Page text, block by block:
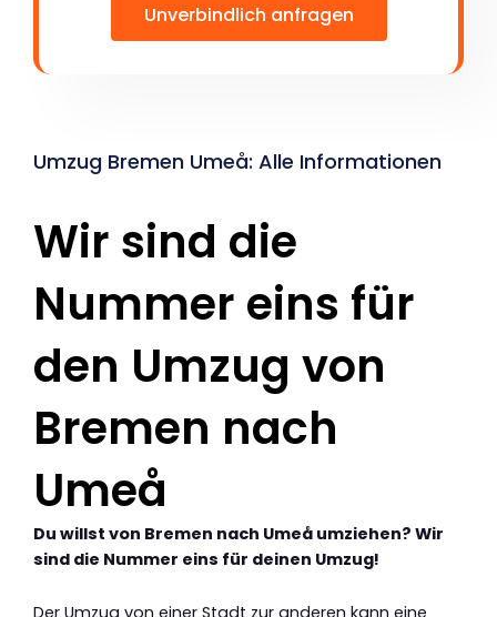
Unverbindlich anfragen
Umzug Bremen Umeå: Alle Informationen
Wir sind die
Nummer eins für
den Umzug von
Bremen nach
Umeå
Du willst von Bremen nach Umeå umziehen? Wir
sind die Nummer eins für deinen Umzug!